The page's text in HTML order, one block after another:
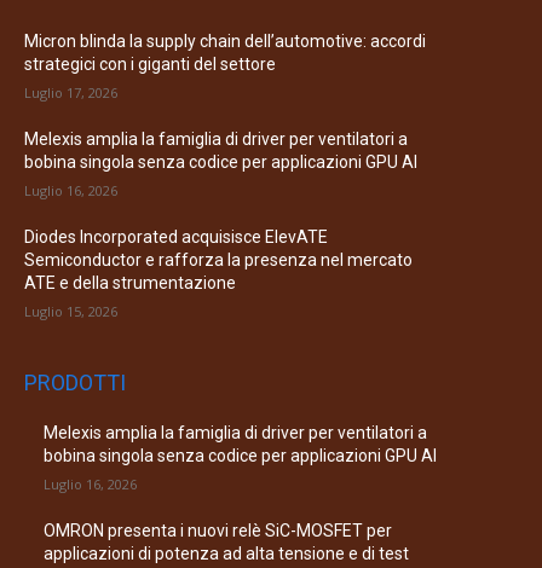
Micron blinda la supply chain dell’automotive: accordi
strategici con i giganti del settore
Luglio 17, 2026
Melexis amplia la famiglia di driver per ventilatori a
bobina singola senza codice per applicazioni GPU AI
Luglio 16, 2026
Diodes Incorporated acquisisce ElevATE
Semiconductor e rafforza la presenza nel mercato
ATE e della strumentazione
Luglio 15, 2026
PRODOTTI
Melexis amplia la famiglia di driver per ventilatori a
bobina singola senza codice per applicazioni GPU AI
Luglio 16, 2026
OMRON presenta i nuovi relè SiC-MOSFET per
applicazioni di potenza ad alta tensione e di test